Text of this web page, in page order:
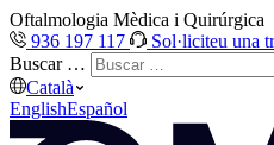
Oftalmologia Mèdica i Quirúrgica
936 197 117
Sol·liciteu una
Buscar …
Català
EnglishEspañol